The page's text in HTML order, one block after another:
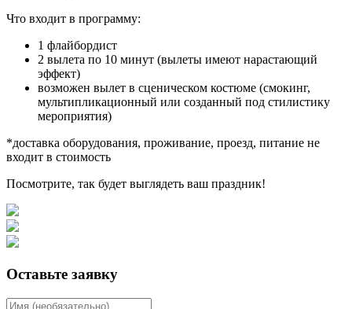
Что входит в программу:
1 флайбордист
2 вылета по 10 минут (вылеты имеют нарастающий
эффект)
возможен вылет в сценическом костюме (смокинг,
мультипликационный или созданный под стилистику
мероприятия)
*доставка оборудования, проживание, проезд, питание не
входит в стоимость
Посмотрите, так будет выглядеть ваш праздник!
Оставьте заявку